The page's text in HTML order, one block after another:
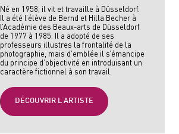
Né en 1958, il vit et travaille à Düsseldorf.
Il a été l’élève de Bernd et Hilla Becher à
l’Académie des Beaux-arts de Düsseldorf
de 1977 à 1985. Il a adopté de ses
professeurs illustres la frontalité de la
photographie, mais d’emblée il s’émancipe
du principe d’objectivité en introduisant un
caractère fictionnel à son travail.
DÉCOUVRIR L'ARTISTE